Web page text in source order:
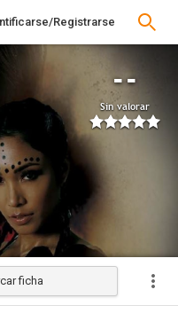
Registrarse
--
Sin valorar
ficha